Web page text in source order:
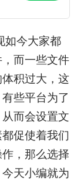
如今大家都
而一些文件
积过大，这
些平台为了
而会设置文
促使着我们
，那么选择
天小编就为